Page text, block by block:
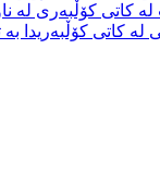
کاتی کۆڵبەری لە
لە کاتی کۆڵبەریدا